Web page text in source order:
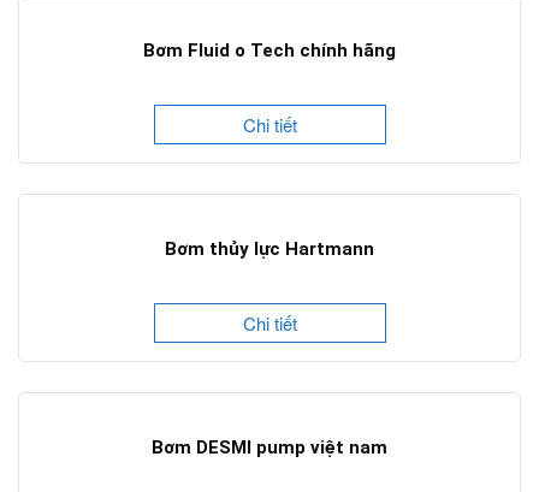
Bơm Fluid o Tech chính hãng
Chi tiết
Bơm thủy lực Hartmann
Chi tiết
Bơm DESMI pump việt nam